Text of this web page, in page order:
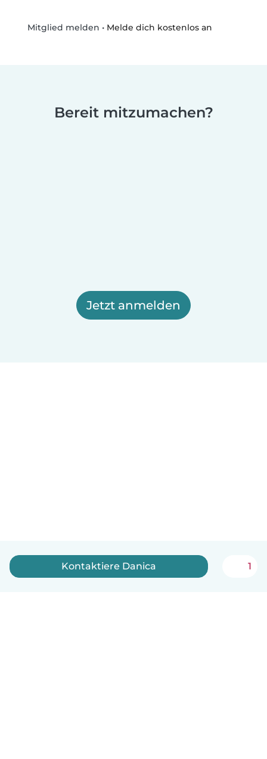
Mitglied melden • Melde dich kostenlos an
Bereit mitzumachen?
Jetzt anmelden
Kontaktiere Danica 1